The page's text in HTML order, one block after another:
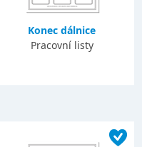
Konec dálnice
Pracovní listy